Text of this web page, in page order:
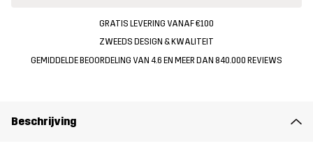
GRATIS LEVERING VANAF €100
ZWEEDS DESIGN & KWALITEIT
GEMIDDELDE BEOORDELING VAN 4.6 EN MEER DAN 840.000 REVIEWS
Beschrijving